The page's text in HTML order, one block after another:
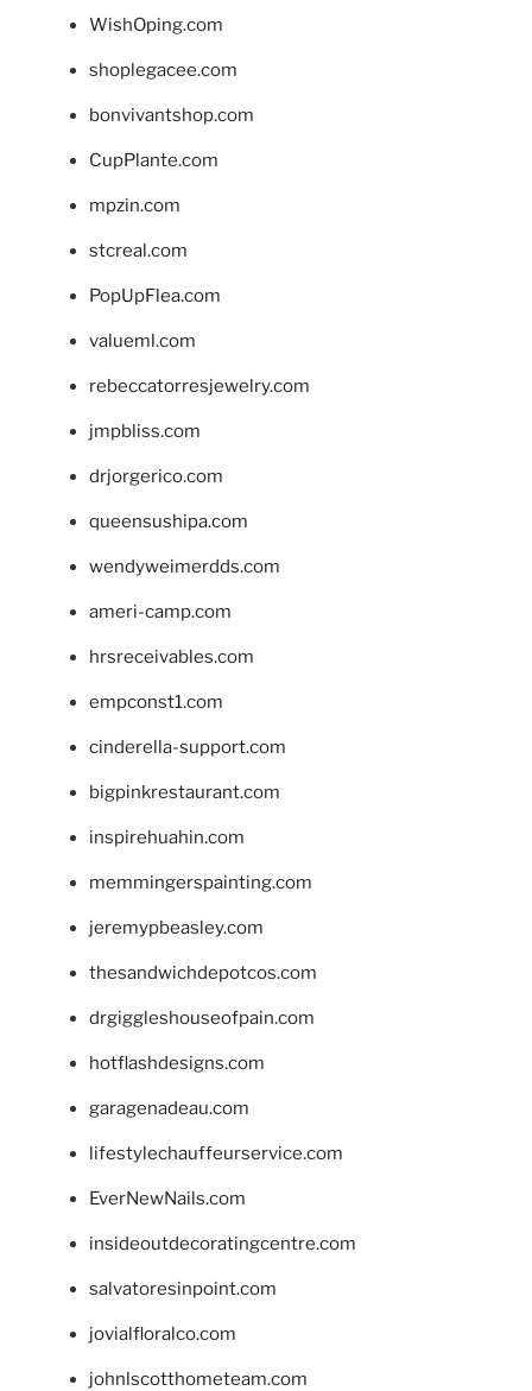
WishOping.com
shoplegacee.com
bonvivantshop.com
CupPlante.com
mpzin.com
stcreal.com
PopUpFlea.com
valueml.com
rebeccatorresjewelry.com
jmpbliss.com
drjorgerico.com
queensushipa.com
wendyweimerdds.com
ameri-camp.com
hrsreceivables.com
empconst1.com
cinderella-support.com
bigpinkrestaurant.com
inspirehuahin.com
memmingerspainting.com
jeremypbeasley.com
thesandwichdepotcos.com
drgiggleshouseofpain.com
hotflashdesigns.com
garagenadeau.com
lifestylechauffeurservice.com
EverNewNails.com
insideoutdecoratingcentre.com
salvatoresinpoint.com
jovialfloralco.com
johnlscotthometeam.com